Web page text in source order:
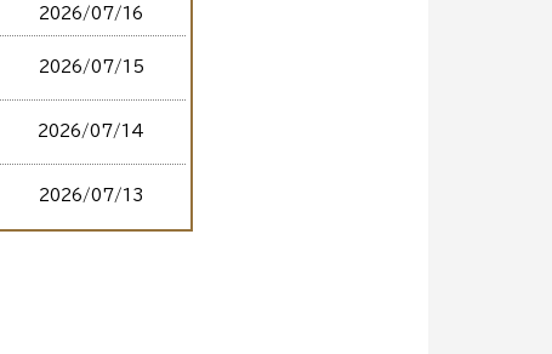
2026/07/16
2026/07/15
2026/07/14
2026/07/13